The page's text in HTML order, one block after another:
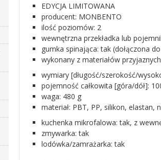
EDYCJA LIMITOWANA
producent: MONBENTO
ilość poziomów: 2
wewnętrzna przekładka lub
gumka spinająca: tak (dołączona
wykonany z materiałów
wymiary [długość/szerokość/
pojemność całkowita [góra/dół]:
waga: 480 g
materiał: PBT, PP, silikon, elastan,
kuchenka mikrofalowa: tak, z
zmywarka: tak
lodówka/zamrażarka: tak